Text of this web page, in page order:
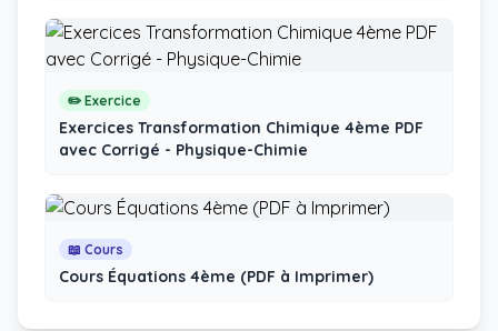
✏️ Exercice
Exercices Transformation Chimique 4ème PDF
avec Corrigé - Physique-Chimie
📖 Cours
Cours Équations 4ème (PDF à Imprimer)